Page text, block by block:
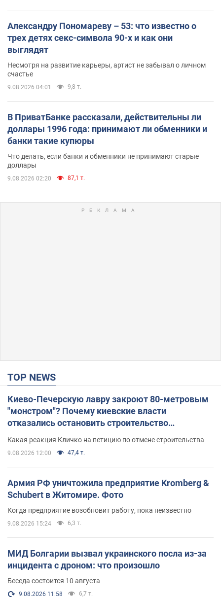
Александру Пономареву – 53: что известно о
трех детях секс-символа 90-х и как они
выглядят
Несмотря на развитие карьеры, артист не забывал о личном
счастье
9.08.2026 04:01 9,8 т.
В ПриватБанке рассказали, действительны ли
доллары 1996 года: принимают ли обменники и
банки такие купюры
Что делать, если банки и обменники не принимают старые
доллары
9.08.2026 02:20 87,1 т.
TOP NEWS
Киево-Печерскую лавру закроют 80-метровым
"монстром"? Почему киевские власти
отказались остановить строительство
Какая реакция Кличко на петицию по отмене строительства
9.08.2026 12:00 47,4 т.
Армия РФ уничтожила предприятие Kromberg &
Schubert в Житомире. Фото
Когда предприятие возобновит работу, пока неизвестно
9.08.2026 15:24 6,3 т.
МИД Болгарии вызвал украинского посла из-за
инцидента с дроном: что произошло
Беседа состоится 10 августа
9.08.2026 11:58 6,7 т.